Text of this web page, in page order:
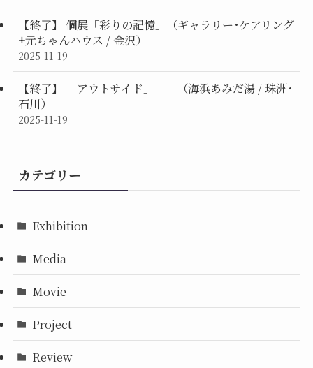
【終了】 個展「彩りの記憶」（ギャラリー･ケアリング
+元ちゃんハウス / 金沢）
2025-11-19
【終了】 「アウトサイド」 （海浜あみだ湯 / 珠洲･
石川）
2025-11-19
カテゴリー
Exhibition
Media
Movie
Project
Review